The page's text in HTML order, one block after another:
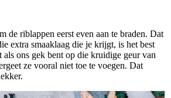
de riblappen eerst even aan te braden. Dat
extra smaaklaag die je krijgt, is het best
ons gek bent op die kruidige geur van
ze vooral niet toe te voegen. Dat